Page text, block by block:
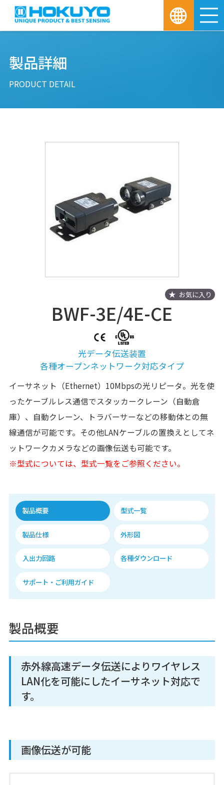
製品詳細
PRODUCT DETAIL
お気に入り
BWF-3E/4E-CE
光データ伝送装置
各種オープンネットワーク対応タイプ
イーサネット（Ethernet）10Mbpsの光リピータ。光を使
ったケーブルレス通信でスタッカークレーン（自動倉
庫）、自動クレーン、トラバーサーなどの移動体との無
線通信が可能です。その他LANケーブルの置換えとしてネ
ットワークカメラなどの画像伝送も可能です。
※型式については、型式一覧をご参照ください。
製品概要 型式一覧
製品仕様 外形図
入出力回路 各種ダウンロード
サポート・ご利用ガイド
製品概要
赤外線高速データ伝送によりワイヤレス
LAN化を可能にしたイーサネット対応で
す。
画像伝送が可能